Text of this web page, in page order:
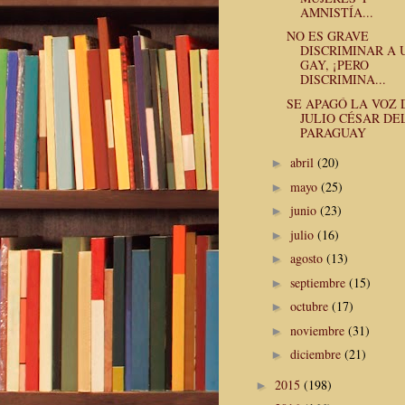
AMNISTÍA...
NO ES GRAVE
DISCRIMINAR A
GAY, ¡PERO
DISCRIMINA...
SE APAGÓ LA VOZ
JULIO CÉSAR
PARAGUAY
► abril (20)
► mayo (25)
► junio (23)
► julio (16)
► agosto (13)
► septiembre (15)
► octubre (17)
► noviembre (31)
► diciembre (21)
► 2015 (198)